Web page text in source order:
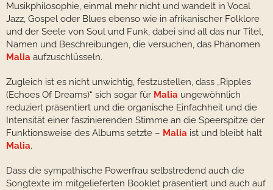
Musikphilosophie, einmal mehr nicht und wandelt in Vocal
Jazz, Gospel oder Blues ebenso wie in afrikanischer Folklore
und der Seele von Soul und Funk, dabei sind all das nur Titel,
Namen und Beschreibungen, die versuchen, das Phänomen
Malia aufzuschlüsseln.
Zugleich ist es nicht unwichtig, festzustellen, dass „Ripples
(Echoes Of Dreams)“ sich sogar für Malia ungewöhnlich
reduziert präsentiert und die organische Einfachheit und die
Intensität einer faszinierenden Stimme an die Speerspitze der
Funktionsweise des Albums setzte – Malia ist und bleibt halt
Malia.
Dass die sympathische Powerfrau selbstredend auch die
Songtexte im mitgelieferten Booklet präsentiert und auch auf